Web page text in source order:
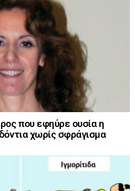
που εφηύρε ουσία η
χωρίς σφράγισμα